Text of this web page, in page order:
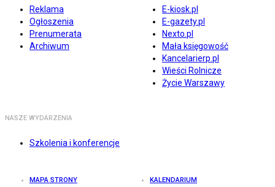
Reklama
Ogłoszenia
Prenumerata
Archiwum
E-kiosk.pl
E-gazety.pl
Nexto.pl
Mała księgowość
Kancelarierp.pl
Wieści Rolnicze
Życie Warszawy
NASZE WYDARZENIA
Szkolenia i konferencje
MAPA STRONY KALENDARIUM